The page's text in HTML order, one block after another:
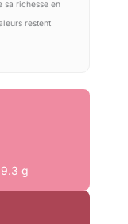
sa richesse en
restent
9.3 g